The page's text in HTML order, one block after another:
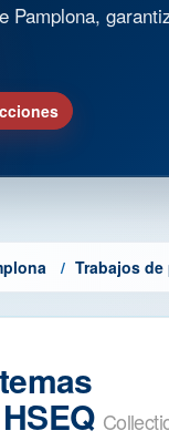
Pamplona,
Trabajos